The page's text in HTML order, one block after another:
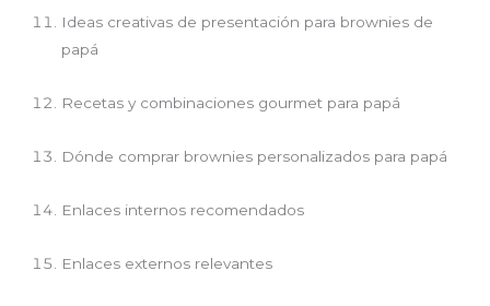
Ideas creativas de presentación para brownies de
papá
Recetas y combinaciones gourmet para papá
Dónde comprar brownies personalizados para papá
Enlaces internos recomendados
Enlaces externos relevantes